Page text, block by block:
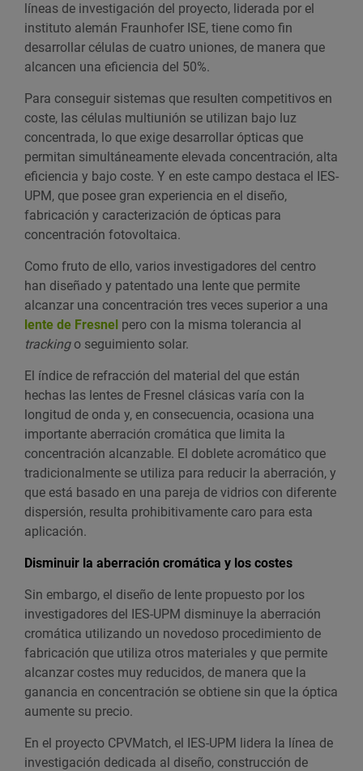
líneas de investigación del proyecto, liderada por el
instituto alemán Fraunhofer ISE, tiene como fin
desarrollar células de cuatro uniones, de manera que
alcancen una eficiencia del 50%.
Para conseguir sistemas que resulten competitivos en
coste, las células multiunión se utilizan bajo luz
concentrada, lo que exige desarrollar ópticas que
permitan simultáneamente elevada concentración, alta
eficiencia y bajo coste. Y en este campo destaca el IES-
UPM, que posee gran experiencia en el diseño,
fabricación y caracterización de ópticas para
concentración fotovoltaica.
Como fruto de ello, varios investigadores del centro
han diseñado y patentado una lente que permite
alcanzar una concentración tres veces superior a una
lente de Fresnel pero con la misma tolerancia al
trackingo seguimiento solar.
El índice de refracción del material del que están
hechas las lentes de Fresnel clásicas varía con la
longitud de onda y, en consecuencia, ocasiona una
importante aberración cromática que limita la
concentración alcanzable. El doblete acromático que
tradicionalmente se utiliza para reducir la aberración, y
que está basado en una pareja de vidrios con diferente
dispersión, resulta prohibitivamente caro para esta
aplicación.
Disminuir la aberración cromática y los costes
Sin embargo, el diseño de lente propuesto por los
investigadores del IES-UPM disminuye la aberración
cromática utilizando un novedoso procedimiento de
fabricación que utiliza otros materiales y que permite
alcanzar costes muy reducidos, de manera que la
ganancia en concentración se obtiene sin que la óptica
aumente su precio.
En el proyecto CPVMatch, el IES-UPM lidera la línea de
investigación dedicada al diseño, construcción de